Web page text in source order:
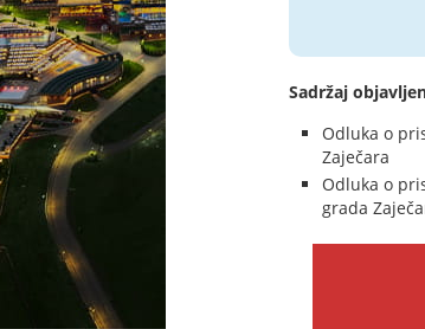
Sadržaj
Odluka o
Zaječara
Odluka o
grada